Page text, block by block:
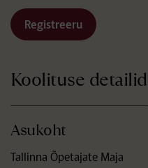
Registreeru
Koolituse detailid
Asukoht
Tallinna Õpetajate Maja